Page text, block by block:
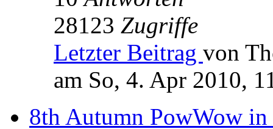
28123 Zugriffe
Letzter Beitrag von
am So, 4. Apr 2010,
8th Autumn PowWow